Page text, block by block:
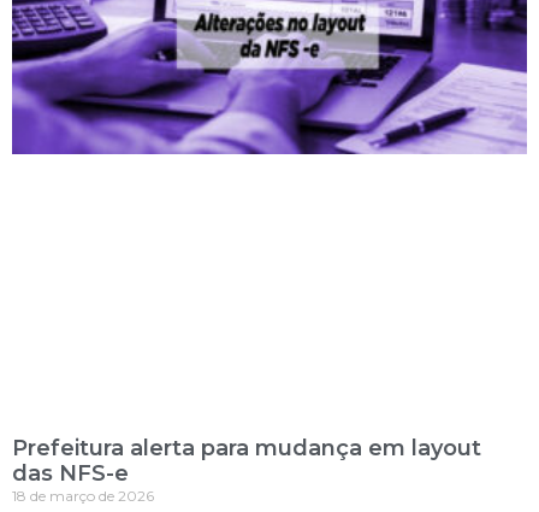
Prefeitura alerta para mudança em layout
das NFS-e
18 de março de 2026